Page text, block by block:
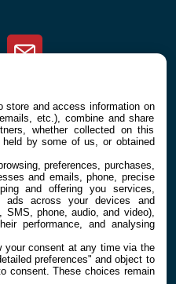
RSS Newsletter
À PROPOS
Contact
store and access information on
etc.), combine and share
whether collected on this
by some of us, or obtained
preferences, purchases,
and emails, phone, precise
and offering you services,
ads across your devices and
phone, audio, and video),
performance, and analysing
your consent at any time via the
preferences" and object to
consent. These choices remain